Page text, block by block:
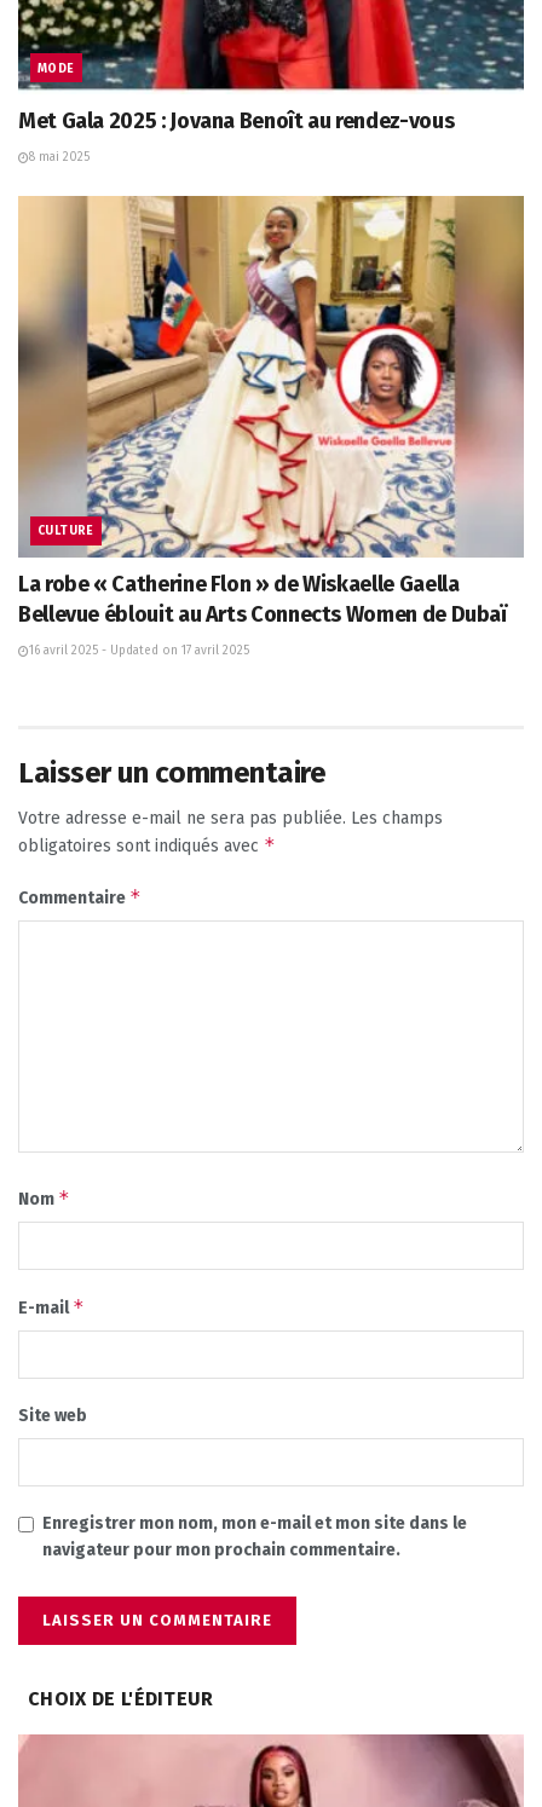
MODE
Met Gala 2025 : Jovana Benoît au rendez-vous
8 mai 2025
CULTURE
La robe « Catherine Flon » de Wiskaelle Gaella
Bellevue éblouit au Arts Connects Women de Dubaï
16 avril 2025 - Updated on 17 avril 2025
Laisser un commentaire
Votre adresse e-mail ne sera pas publiée. Les champs
obligatoires sont indiqués avec *
Commentaire *
Nom *
E-mail*
Site web
Enregistrer mon nom, mon e-mail et mon site dans le
navigateur pour mon prochain commentaire.
CHOIX DE L'ÉDITEUR